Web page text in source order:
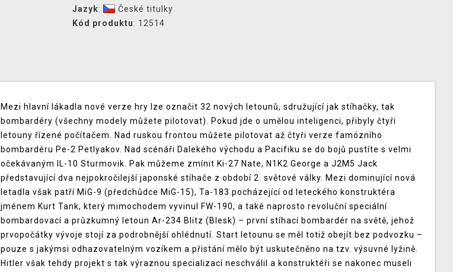
Jazyk:
České titulky
Kód produktu: 12514
Mezi hlavní lákadla nové verze hry lze označit 32 nových letounů, sdružující jak stíhačky, tak
bombardéry (všechny modely můžete pilotovat). Pokud jde o umělou inteligenci, přibyly čtyři
letouny řízené počítačem. Nad ruskou frontou můžete pilotovat až čtyři verze famózního
bombardéru Pe-2 Petlyakov. Nad scénáři Dalekého východu a Pacifiku se do bojů pustíte s velmi
očekávaným IL-10 Sturmovik. Pak můžeme zmínit Ki-27 Nate, N1K2 George a J2M5 Jack
představující dva nejpokročilejší japonské stíhače z období 2. světové války. Mezi dominující nová
letadla však patří MiG-9 (předchůdce MiG-15), Ta-183 pocházející od leteckého konstruktéra
jménem Kurt Tank, který mimochodem vyvinul FW-190, a také naprosto revoluční speciální
bombardovací a průzkumný letoun Ar-234 Blitz (Blesk) – první stíhací bombardér na světě, jehož
prvopočátky vývoje stojí za podrobnější ohlédnutí. Start letounu se měl totiž obejít bez podvozku –
pouze s jakýmsi odhazovatelným vozíkem a přistání mělo být uskutečněno na tzv. výsuvné lyžině.
Hitler však tehdy projekt s tak výraznou specializací neschválil a konstruktéři se nakonec museli